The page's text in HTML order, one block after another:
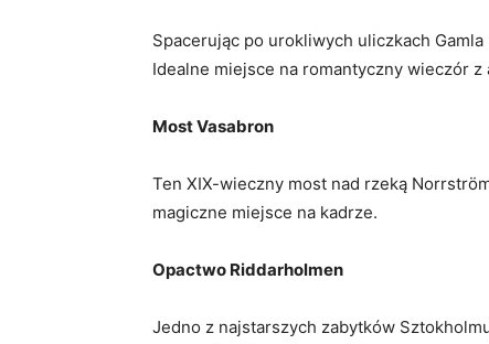
Spacerując po urokliwych uliczkach
⁣Idealne miejsce na ‌romantyczny ⁤wieczór z
Most Vasabron
Ten XIX-wieczny​ most nad rzeką
magiczne miejsce na‌ kadrze.
Opactwo ⁣Riddarholmen
Jedno z najstarszych zabytków⁣